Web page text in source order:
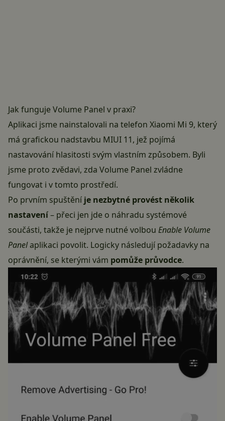
Jak funguje Volume Panel v praxi?
Aplikaci jsme nainstalovali na telefon Xiaomi Mi 9, který
má grafickou nadstavbu MIUI 11, jež pojímá
nastavování hlasitosti svým vlastním způsobem. Byli
jsme proto zvědavi, zda Volume Panel zvládne
fungovat i v tomto prostředí.
Po prvním spuštění je nezbytné provést několik
nastavení– přeci jen jde o náhradu systémové
součásti, takže je nejprve nutné volbou Enable Volume
Panelaplikaci povolit. Logicky následují požadavky na
oprávnění, se kterými vám pomůže průvodce.